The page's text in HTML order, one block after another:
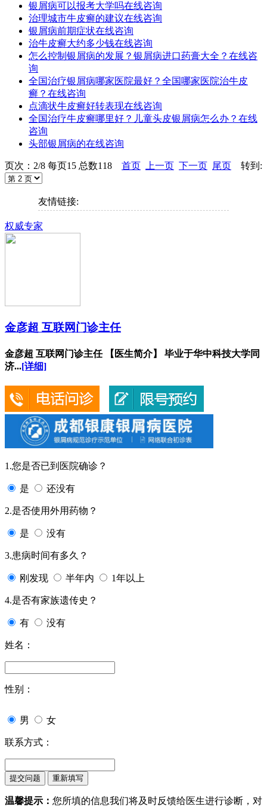
银屑病可以报考大学吗在线咨询
治理城市牛皮癣的建议在线咨询
银屑病前期症状在线咨询
治牛皮癣大约多少钱在线咨询
怎么控制银屑病的发展？银屑病进口药膏大全？ 在线咨
询
全国治疗银屑病哪家医院最好？全国哪家医院治牛皮
癣？ 在线咨询
点滴状牛皮癣好转表现在线咨询
全国治疗牛皮癣哪里好？儿童头皮银屑病怎么办？ 在线
咨询
头部银屑病的在线咨询
页次：2/8 每页15 总数118 首页 上一页 下一页 尾页 转到:
友情链接:
权威专家
金彦超 互联网门诊主任
金彦超 互联网门诊主任 【医生简介】 毕业于华中科技大学同
济...[详细]
1.您是否已到医院确诊？
是 还没有
2.是否使用外用药物？
是 没有
3.患病时间有多久？
刚发现 半年内 1年以上
4.是否有家族遗传史？
有 没有
姓名：
性别：
男 女
联系方式：
温馨提示： 您所填的信息我们将及时反馈给医生进行诊断，对